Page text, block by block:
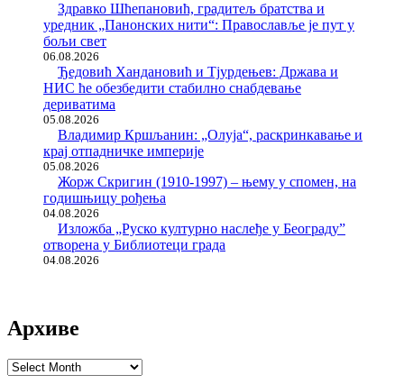
Здравко Шћепановић, градитељ братства и
уредник „Панонских нити“: Православље је пут у
бољи свет
06.08.2026
Ђедовић Хандановић и Тјурдењев: Држава и
НИС ће обезбедити стабилно снабдевање
дериватима
05.08.2026
Владимир Кршљанин: „Олуја“, раскринкавање и
крај отпадничке империје
05.08.2026
Жорж Скригин (1910-1997) – њему у спомен, на
годишњицу рођења
04.08.2026
Изложба „Руско културно наслеђе у Београду”
отворена у Библиотеци града
04.08.2026
Архиве
Архиве